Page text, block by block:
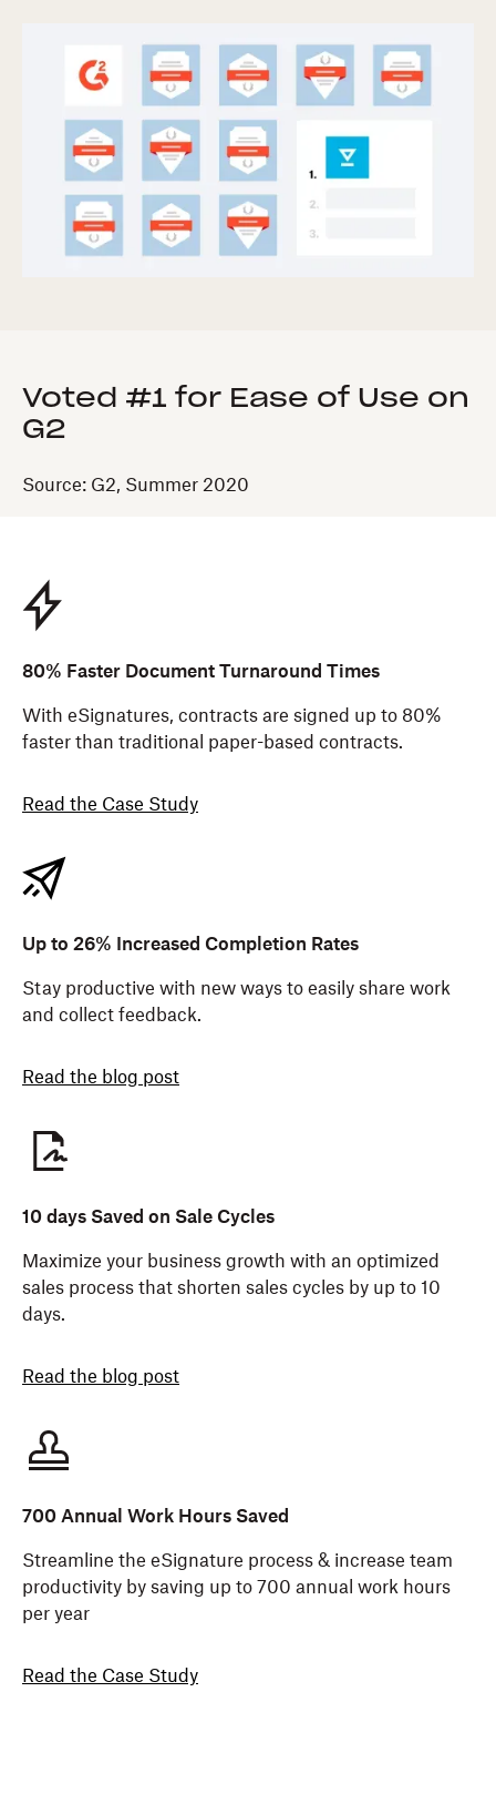
Voted #1 for Ease of Use on
G2
Source: G2, Summer 2020
80% Faster Document Turnaround Times
With eSignatures, contracts are signed up to 80%
faster than traditional paper-based contracts.
Read the Case Study
Up to 26% Increased Completion Rates
Stay productive with new ways to easily share work
and collect feedback.
Read the blog post
10 days Saved on Sale Cycles
Maximize your business growth with an optimized
sales process that shorten sales cycles by up to 10
days.
Read the blog post
700 Annual Work Hours Saved
Streamline the eSignature process & increase team
productivity by saving up to 700 annual work hours
per year
Read the Case Study